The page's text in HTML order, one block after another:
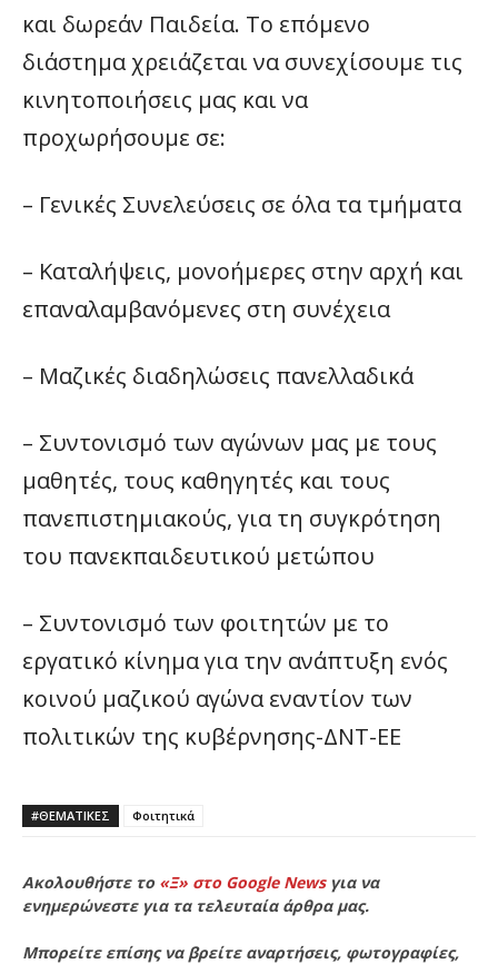
και δωρεάν Παιδεία. Το επόμενο
διάστημα χρειάζεται να συνεχίσουμε τις
κινητοποιήσεις μας και να
προχωρήσουμε σε:
– Γενικές Συνελεύσεις σε όλα τα τμήματα
– Καταλήψεις, μονοήμερες στην αρχή και
επαναλαμβανόμενες στη συνέχεια
– Μαζικές διαδηλώσεις πανελλαδικά
– Συντονισμό των αγώνων μας με τους
μαθητές, τους καθηγητές και τους
πανεπιστημιακούς, για τη συγκρότηση
του πανεκπαιδευτικού μετώπου
– Συντονισμό των φοιτητών με το
εργατικό κίνημα για την ανάπτυξη ενός
κοινού μαζικού αγώνα εναντίον των
πολιτικών της κυβέρνησης-ΔΝΤ-ΕΕ
#ΘΕΜΑΤΙΚΈΣ Φοιτητικά
Ακολουθήστε το «Ξ» στο Google Newsγια να
ενημερώνεστε για τα τελευταία άρθρα μας.
Μπορείτε επίσης να βρείτε αναρτήσεις, φωτογραφίες,